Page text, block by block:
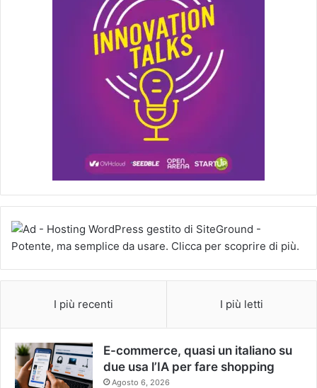
I più recenti I più letti
E-commerce, quasi un italiano su
due usa l’IA per fare shopping
Agosto 6, 2026